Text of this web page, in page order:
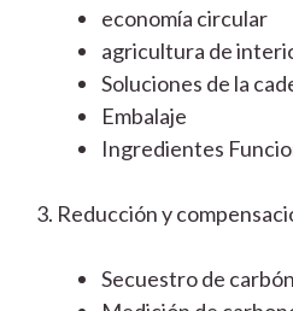
economía circular
agricultura de
Soluciones de la
Embalaje
Ingredientes
3. Reducción y
Secuestro de carbón